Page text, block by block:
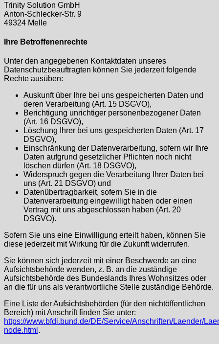
Trinity Solution GmbH
Anton-Schlecker-Str. 9
49324 Melle
Ihre Betroffenenrechte
Unter den angegebenen Kontaktdaten unseres
Datenschutzbeauftragten können Sie jederzeit folgende
Rechte ausüben:
Auskunft über Ihre bei uns gespeicherten Daten und
deren Verarbeitung (Art. 15 DSGVO),
Berichtigung unrichtiger personenbezogener Daten
(Art. 16 DSGVO),
Löschung Ihrer bei uns gespeicherten Daten (Art. 17
DSGVO),
Einschränkung der Datenverarbeitung, sofern wir Ihre
Daten aufgrund gesetzlicher Pflichten noch nicht
löschen dürfen (Art. 18 DSGVO),
Widerspruch gegen die Verarbeitung Ihrer Daten bei
uns (Art. 21 DSGVO) und
Datenübertragbarkeit, sofern Sie in die
Datenverarbeitung eingewilligt haben oder einen
Vertrag mit uns abgeschlossen haben (Art. 20
DSGVO).
Sofern Sie uns eine Einwilligung erteilt haben, können Sie
diese jederzeit mit Wirkung für die Zukunft widerrufen.
Sie können sich jederzeit mit einer Beschwerde an eine
Aufsichtsbehörde wenden, z. B. an die zuständige
Aufsichtsbehörde des Bundeslands Ihres Wohnsitzes oder
an die für uns als verantwortliche Stelle zuständige Behörde.
Eine Liste der Aufsichtsbehörden (für den nichtöffentlichen
Bereich) mit Anschrift finden Sie unter:
https://www.bfdi.bund.de/DE/Service/Anschriften/Laender/
node.html .